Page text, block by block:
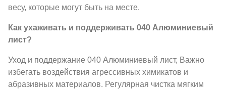
весу, которые могут быть на месте.
Как ухаживать и поддерживать 040 Алюминиевый
лист?
Уход и поддержание 040 Алюминиевый лист, Важно
избегать воздействия агрессивных химикатов и
абразивных материалов. Регулярная чистка мягким